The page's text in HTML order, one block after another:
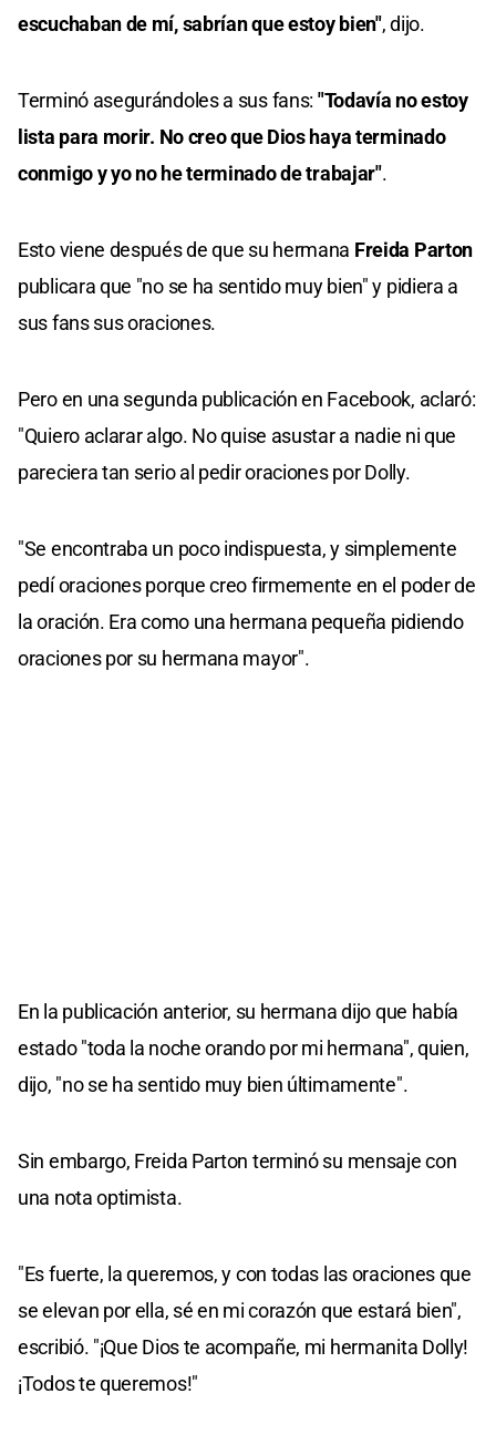
escuchaban de mí, sabrían que estoy bien", dijo.
Terminó asegurándoles a sus fans: "Todavía no estoy
lista para morir. No creo que Dios haya terminado
conmigo y yo no he terminado de trabajar".
Esto viene después de que su hermana Freida Parton
publicara que "no se ha sentido muy bien" y pidiera a
sus fans sus oraciones.
Pero en una segunda publicación en Facebook, aclaró:
"Quiero aclarar algo. No quise asustar a nadie ni que
pareciera tan serio al pedir oraciones por Dolly.
"Se encontraba un poco indispuesta, y simplemente
pedí oraciones porque creo firmemente en el poder de
la oración. Era como una hermana pequeña pidiendo
oraciones por su hermana mayor".
En la publicación anterior, su hermana dijo que había
estado "toda la noche orando por mi hermana", quien,
dijo, "no se ha sentido muy bien últimamente".
Sin embargo, Freida Parton terminó su mensaje con
una nota optimista.
"Es fuerte, la queremos, y con todas las oraciones que
se elevan por ella, sé en mi corazón que estará bien",
escribió. "¡Que Dios te acompañe, mi hermanita Dolly!
¡Todos te queremos!"